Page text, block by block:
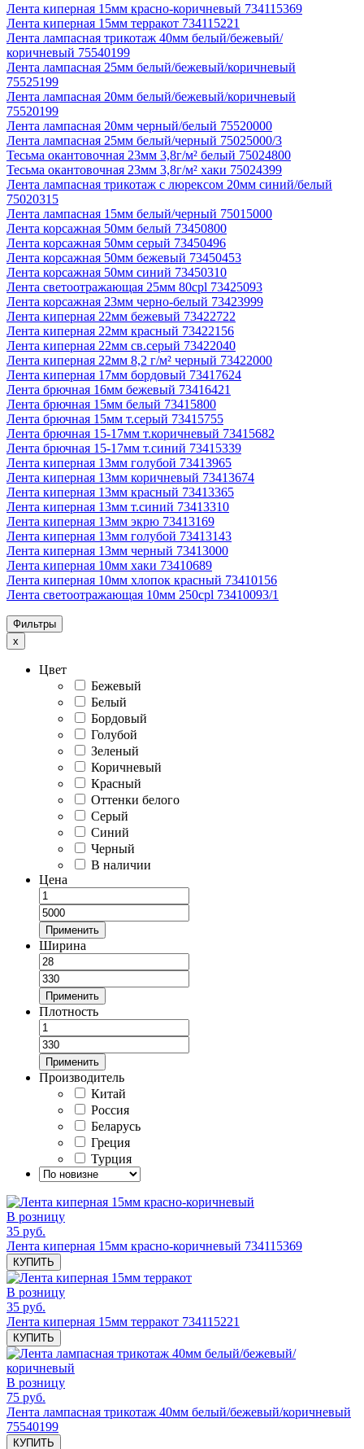
Лента киперная 15мм красно-коричневый 734115369
Лента киперная 15мм терракот 734115221
Лента лампасная трикотаж 40мм белый/бежевый/
коричневый 75540199
Лента лампасная 25мм белый/бежевый/коричневый
75525199
Лента лампасная 20мм белый/бежевый/коричневый
75520199
Лента лампасная 20мм черный/белый 75520000
Лента лампасная 25мм белый/черный 75025000/3
Тесьма окантовочная 23мм 3,8г/м² белый 75024800
Тесьма окантовочная 23мм 3,8г/м² хаки 75024399
Лента лампасная трикотаж с люрексом 20мм синий/белый
75020315
Лента лампасная 15мм белый/черный 75015000
Лента корсажная 50мм белый 73450800
Лента корсажная 50мм серый 73450496
Лента корсажная 50мм бежевый 73450453
Лента корсажная 50мм синий 73450310
Лента светоотражающая 25мм 80cpl 73425093
Лента корсажная 23мм черно-белый 73423999
Лента киперная 22мм бежевый 73422722
Лента киперная 22мм красный 73422156
Лента киперная 22мм св.серый 73422040
Лента киперная 22мм 8,2 г/м² черный 73422000
Лента киперная 17мм бордовый 73417624
Лента брючная 16мм бежевый 73416421
Лента брючная 15мм белый 73415800
Лента брючная 15мм т.серый 73415755
Лента брючная 15-17мм т.коричневый 73415682
Лента брючная 15-17мм т.синий 73415339
Лента киперная 13мм голубой 73413965
Лента киперная 13мм коричневый 73413674
Лента киперная 13мм красный 73413365
Лента киперная 13мм т.синий 73413310
Лента киперная 13мм экрю 73413169
Лента киперная 13мм голубой 73413143
Лента киперная 13мм черный 73413000
Лента киперная 10мм хаки 73410689
Лента киперная 10мм хлопок красный 73410156
Лента светоотражающая 10мм 250cpl 73410093/1
Фильтры
x
Цвет
Бежевый
Белый
Бордовый
Голубой
Зеленый
Коричневый
Красный
Оттенки белого
Серый
Синий
Черный
В наличии
Цена
Применить
Ширина
Применить
Плотность
Применить
Производитель
Китай
Россия
Беларусь
Греция
Турция
В розницу
35 руб.
Лента киперная 15мм красно-коричневый 734115369
КУПИТЬ
В розницу
35 руб.
Лента киперная 15мм терракот 734115221
КУПИТЬ
В розницу
75 руб.
Лента лампасная трикотаж 40мм белый/бежевый/коричневый
75540199
КУПИТЬ